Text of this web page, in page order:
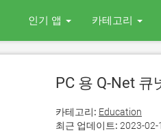
인기 앱 카테고리
PC 용 Q-Net
카테고리: Education
최근 업데이트: 2023-02-